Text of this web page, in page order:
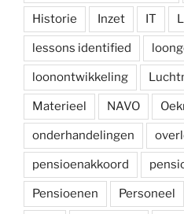
Historie Inzet IT
lessons identified
loonontwikkeling
Materieel NAVO
onderhandelingen
pensioenakkoord
Pensioenen Personeel